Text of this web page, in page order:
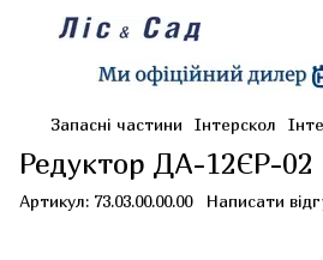
Запасні частини Інтерскол
Редуктор ДА-12ЄР-02
Артикул: 73.03.00.00.00 Написати